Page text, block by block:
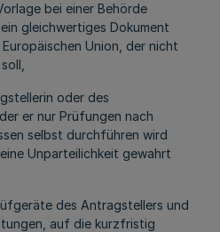
bei einer Behörde
gleichwertiges Dokument
Union, der nicht
oder des
er nur Prüfungen nach
selbst durchführen wird
Unparteilichkeit gewahrt
des Antragstellers und
auf die kurzfristig